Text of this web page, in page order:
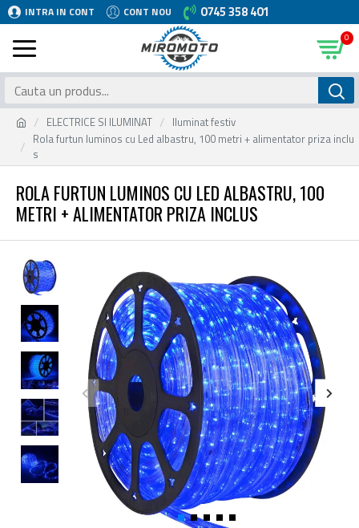
INTRA IN CONT CONT NOU 0745 358 401
0
ELECTRICE SI ILUMINAT
Iluminat festiv
Rola furtun luminos cu Led albastru, 100 metri + alimentator priza inclu
s
ROLA FURTUN LUMINOS CU LED ALBASTRU, 100
METRI + ALIMENTATOR PRIZA INCLUS